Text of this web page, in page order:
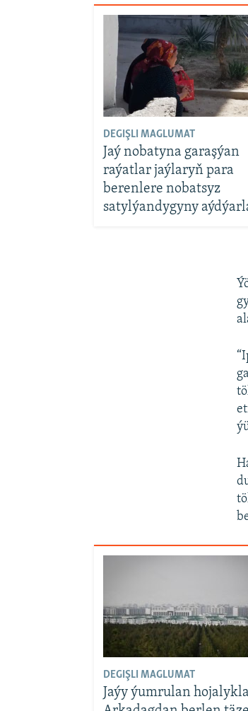
DEGIŞLI MAGLUMAT
Jaý nobatyna garaşýan
raýatlar jaýlaryň para
berenlere nobatsyz
satylýandygyny
DEGIŞLI MAGLUMAT
Jaýy ýumrulan